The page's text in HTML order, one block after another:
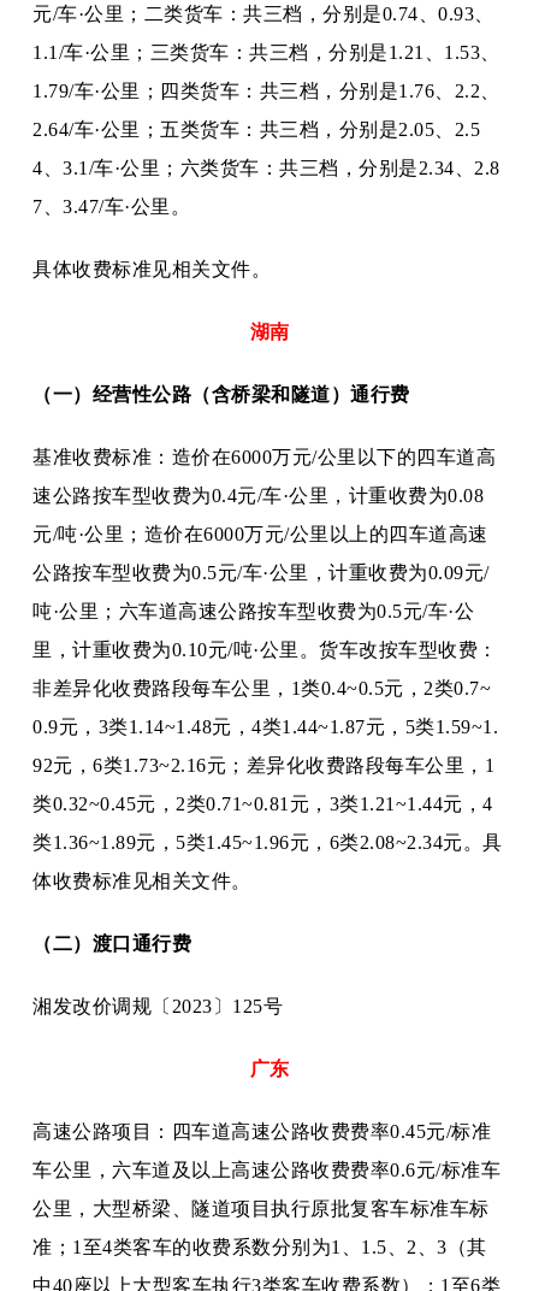
元/车·公里；二类货车：共三档，分别是0.74、0.93、
1.1/车·公里；三类货车：共三档，分别是1.21、1.53、
1.79/车·公里；四类货车：共三档，分别是1.76、2.2、
2.64/车·公里；五类货车：共三档，分别是2.05、2.5
4、3.1/车·公里；六类货车：共三档，分别是2.34、2.8
7、3.47/车·公里。
具体收费标准见相关文件。
湖南
（一）经营性公路（含桥梁和隧道）通行费
基准收费标准：造价在6000万元/公里以下的四车道高
速公路按车型收费为0.4元/车·公里，计重收费为0.08
元/吨·公里；造价在6000万元/公里以上的四车道高速
公路按车型收费为0.5元/车·公里，计重收费为0.09元/
吨·公里；六车道高速公路按车型收费为0.5元/车·公
里，计重收费为0.10元/吨·公里。货车改按车型收费：
非差异化收费路段每车公里，1类0.4~0.5元，2类0.7~
0.9元，3类1.14~1.48元，4类1.44~1.87元，5类1.59~1.
92元，6类1.73~2.16元；差异化收费路段每车公里，1
类0.32~0.45元，2类0.71~0.81元，3类1.21~1.44元，4
类1.36~1.89元，5类1.45~1.96元，6类2.08~2.34元。具
体收费标准见相关文件。
（二）渡口通行费
湘发改价调规〔 2023〕125号
广东
高速公路项目：四车道高速公路收费费率0.45元/标准
车公里，六车道及以上高速公路收费费率0.6元/标准车
公里，大型桥梁、隧道项目执行原批复客车标准车标
准；1至4类客车的收费系数分别为1、1.5、2、3（其
中40座以上大型客车执行3类客车收费系数）；1至6类